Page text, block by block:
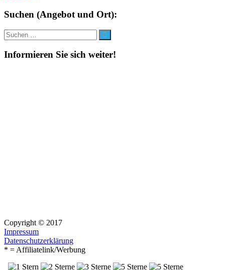
Suchen (Angebot und Ort):
Suche
nach:
Suchen
Informieren Sie sich weiter!
Copyright © 2017
Impressum
Datenschutzerklärung
* = Affiliatelink/Werbung